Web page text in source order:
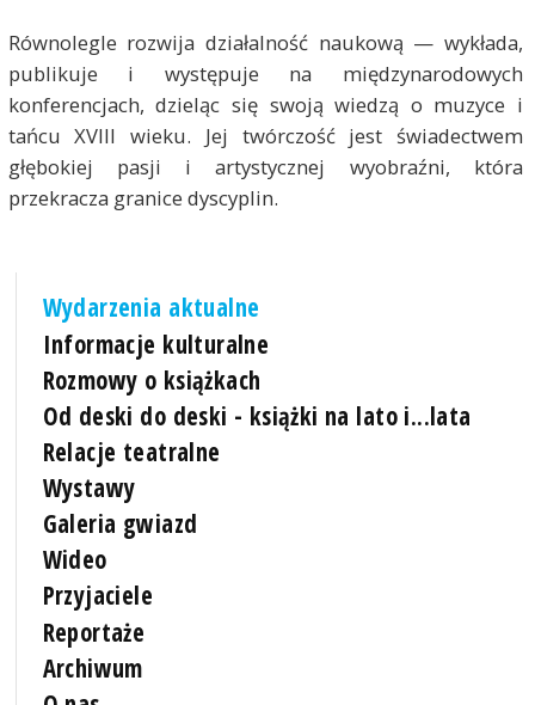
Równolegle rozwija działalność naukową — wykłada,
publikuje i występuje na międzynarodowych
konferencjach, dzieląc się swoją wiedzą o muzyce i
tańcu XVIII wieku. Jej twórczość jest świadectwem
głębokiej pasji i artystycznej wyobraźni, która
przekracza granice dyscyplin.
Wydarzenia aktualne
Informacje kulturalne
Rozmowy o książkach
Od deski do deski - książki na lato i...lata
Relacje teatralne
Wystawy
Galeria gwiazd
Wideo
Przyjaciele
Reportaże
Archiwum